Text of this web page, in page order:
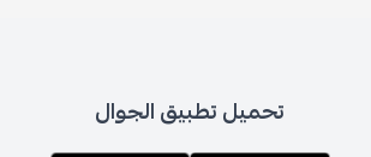
تحميل تطبيق الجوال